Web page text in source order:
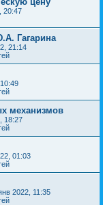
20:47
Гагарина
21:14
механизмов
18:27
01:03
2022, 11:35